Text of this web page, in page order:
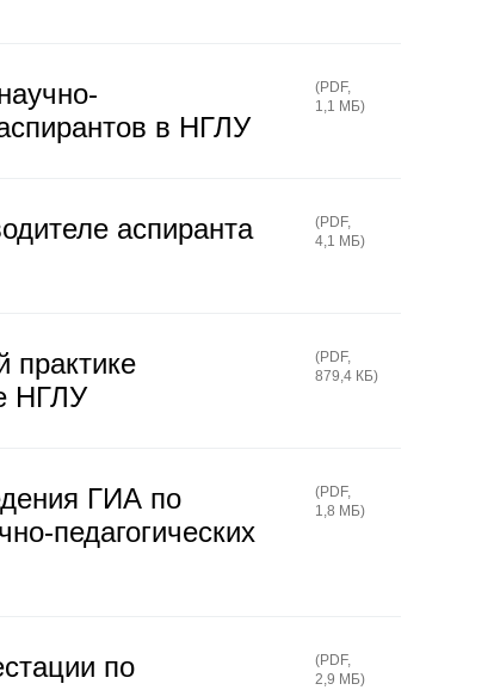
в НГЛУ
(PDF,
1,1 МБ)
аспиранта
(PDF,
4,1 МБ)
практике
НГЛУ
(PDF,
879,4 КБ)
ГИА по
педагогических
(PDF,
1,8 МБ)
по
(PDF,
2,9 МБ)